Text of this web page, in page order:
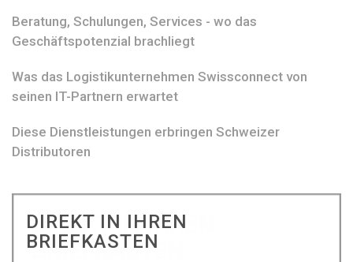
Beratung, Schulungen, Services - wo das
Geschäftspotenzial brachliegt
Was das Logistikunternehmen Swissconnect von
seinen IT-Partnern erwartet
Diese Dienstleistungen erbringen Schweizer
Distributoren
DIREKT IN IHREN
BRIEFKASTEN